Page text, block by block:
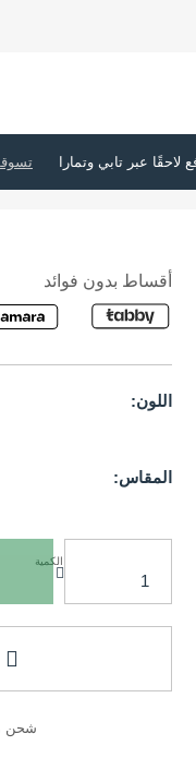
أقساط بدون فوائد
اللون:
المقاس:
الكمية
شحن